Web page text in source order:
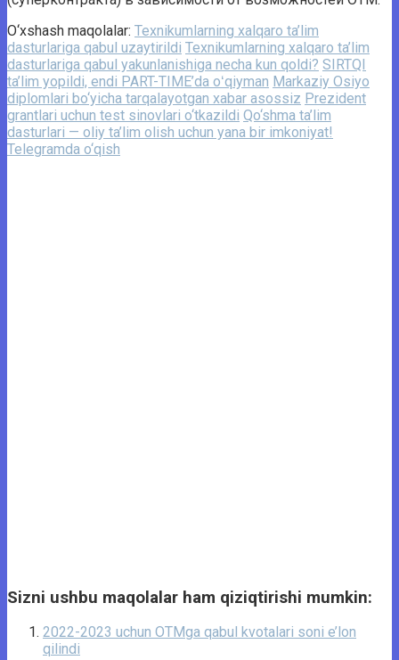
O‘xshash maqolalar: Texnikumlarning xalqaro ta’lim
dasturlariga qabul uzaytirildi Texnikumlarning xalqaro ta’lim
dasturlariga qabul yakunlanishiga necha kun qoldi? SIRTQI
ta’lim yopildi, endi PART-TIME’da oʻqiyman Markaziy Osiyo
diplomlari bo‘yicha tarqalayotgan xabar asossiz Prezident
grantlari uchun test sinovlari o‘tkazildi Qo‘shma ta’lim
dasturlari — oliy ta’lim olish uchun yana bir imkoniyat!
Telegramda o‘qish
Sizni ushbu maqolalar ham qiziqtirishi mumkin:
2022-2023 uchun OTMga qabul kvotalari soni e’lon
qilindi